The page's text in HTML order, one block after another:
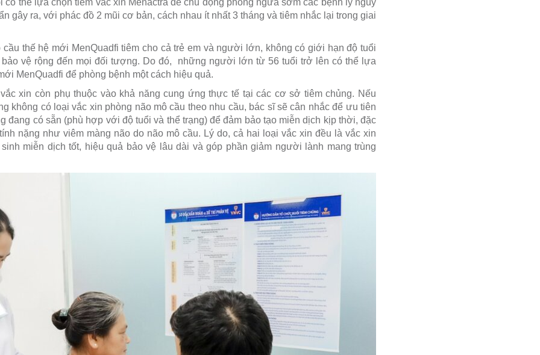
gây ra, với phác đồ 2 mũi cơ bản, cách nhau ít nhất 3 tháng và tiêm nhắc lại trong giai
thế hệ mới MenQuadfi tiêm cho cả trẻ em và người lớn, không có giới hạn độ tuổi
bảo vệ rộng đến mọi đối tượng. Do đó, những người lớn từ 56 tuổi trở lên có thể lựa
MenQuadfi để phòng bệnh một cách hiệu quả.
xin còn phụ thuộc vào khả năng cung ứng thực tế tại các cơ sở tiêm chủng. Nếu
không có loại vắc xin phòng não mô cầu theo nhu cầu, bác sĩ sẽ cân nhắc để ưu tiên
đang có sẵn (phù hợp với độ tuổi và thể trạng) để đảm bảo tạo miễn dịch kịp thời, đặc
nặng như viêm màng não do não mô cầu. Lý do, cả hai loại vắc xin đều là vắc xin
miễn dịch tốt, hiệu quả bảo vệ lâu dài và góp phần giảm người lành mang trùng